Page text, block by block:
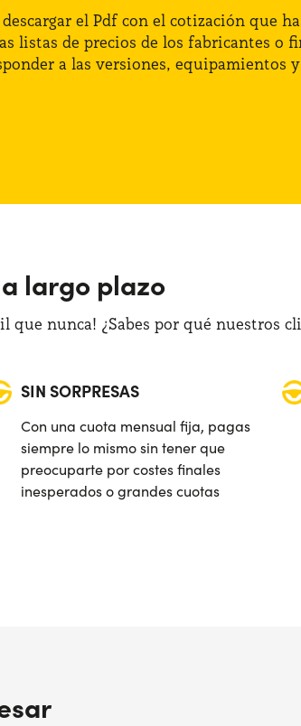
el Pdf con el cotización que
listas de precios de los fabricantes o
a las versiones, equipamientos
largo plazo
que nunca! ¿Sabes por qué nuestros
SIN SORPRESAS
Con una cuota mensual fija, pagas
siempre lo mismo sin tener que
preocuparte por costes finales
inesperados o grandes cuotas